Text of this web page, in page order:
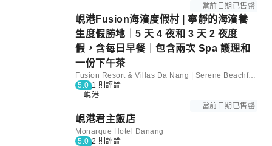
當前日期已售罄
峴港Fusion海濱度假村 | 寧靜的海濱養
生度假勝地｜5 天 4 夜和 3 天 2 夜度
假，含每日早餐｜包含兩次 Spa 護理和
一份下午茶
Fusion Resort & Villas Da Nang | Serene Beachfront Wellness Escape｜5D4N & 3D2N Getaway with Daily Breakfast｜With Two spa treatments&One afternoon tea set
5.0 1 則評論
峴港
當前日期已售罄
峴港君主飯店
Monarque Hotel Danang
5.0 2 則評論